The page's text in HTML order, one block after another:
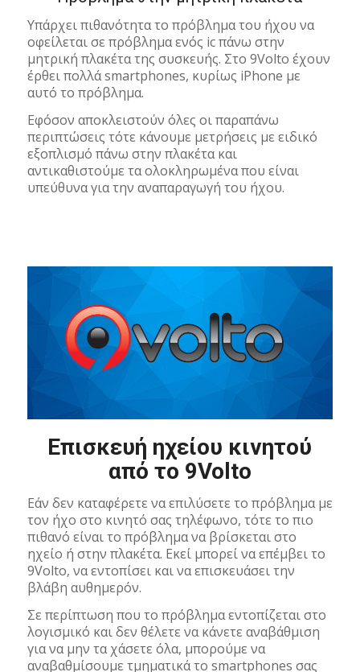
Υπάρχει πιθανότητα το πρόβλημα του ήχου να
οφείλεται σε πρόβλημα ενός ic πάνω στην
μητρική πλακέτα της συσκευής. Στο 9Volto έχουν
έρθει πολλά smartphones, κυρίως iPhone με
αυτό το πρόβλημα.
Εφόσον αποκλειστούν όλες οι παραπάνω
περιπτώσεις τότε κάνουμε μετρήσεις με ειδικό
εξοπλισμό πάνω στην πλακέτα και
αντικαθιστούμε τα ολοκληρωμένα που είναι
υπεύθυνα για την αναπαραγωγή του ήχου.
Επισκευή ηχείου κινητού
από το 9Volto
Εάν δεν καταφέρετε να επιλύσετε το πρόβλημα με
τον ήχο στο κινητό σας τηλέφωνο, τότε το πιο
πιθανό είναι το πρόβλημα να βρίσκεται στο
ηχείο ή στην πλακέτα. Εκεί μπορεί να επέμβει το
9Volto, να εντοπίσει και να επισκευάσει την
βλάβη αυθημερόν.
Σε περίπτωση που το πρόβλημα εντοπίζεται στο
λογισμικό και δεν θέλετε να κάνετε αναβάθμιση
για να μην τα χάσετε όλα, μπορούμε να
αναβαθμίσουμε τμηματικά το smartphones σας